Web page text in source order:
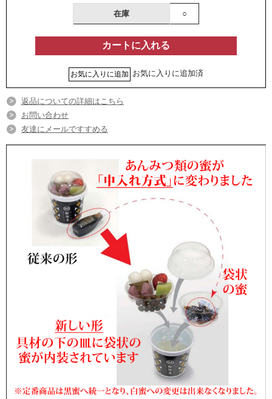
在庫 ○
お気に入りに追加済
返品についての詳細はこちら
お問い合わせ
友達にメールですすめる